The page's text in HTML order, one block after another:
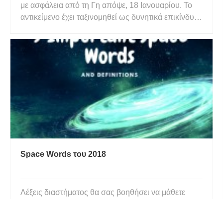
με ασφάλεια από τη Γη απόψε, 18 Ιανουαρίου. Το
αντικείμενο έχει ταξινομηθεί ως δυνητικά επικίνδυνο
(0,6 μίλια) και του γεγονότος ότι πλησιάζει τον
πλανήτη μας, αλλά δεν υπάρχει τρέχων γνωστός
Space Words του 2018
Λέξεις διαστήματος θα σας βοηθήσει να μάθετε